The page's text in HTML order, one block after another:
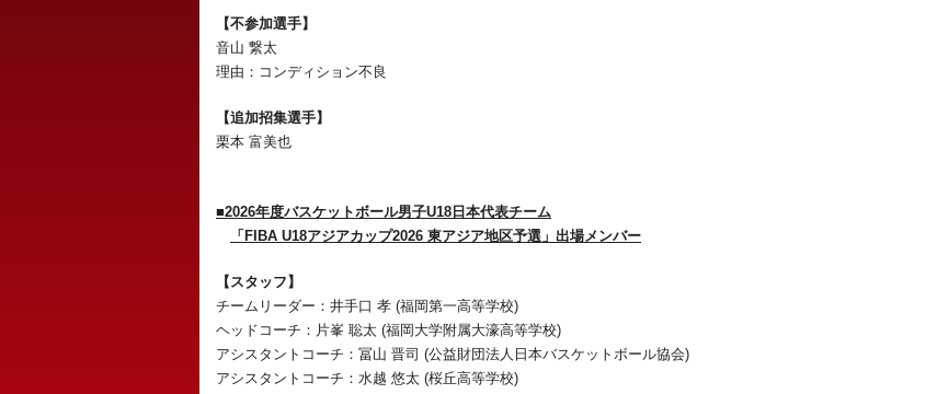
【不参加選手】
音山 繋太
理由：コンディション不良
【追加招集選手】
栗本 富美也
■2026年度バスケットボール男子U18日本代表チーム
「FIBA U18アジアカップ2026 東アジア地区予選」出場メンバー
【スタッフ】
チームリーダー：井手口 孝 (福岡第一高等学校)
ヘッドコーチ：片峯 聡太 (福岡大学附属大濠高等学校)
アシスタントコーチ：冨山 晋司 (公益財団法人日本バスケットボール協会)
アシスタントコーチ：水越 悠太 (桜丘高等学校)